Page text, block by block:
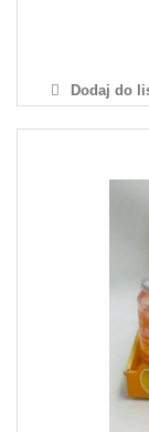
Dodaj do